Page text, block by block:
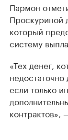
Пармон
Проскуриной
который
систему
«Тех денег,
недостаточно
если только
контрактов»,